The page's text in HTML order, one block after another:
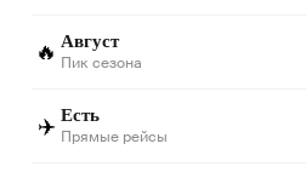
🔥 Август
Пик сезона
✈️ Есть
Прямые рейсы